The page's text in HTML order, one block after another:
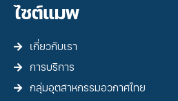
ไซต์แมพ
เกี่ยวกับเรา
การบริการ
กลุ่มอุตสาหกรรมอวกาศไทย